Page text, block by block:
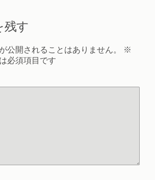
残す
公開されることはありません。
※
必須項目です